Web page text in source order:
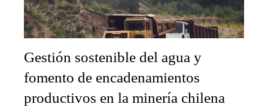
Gestión sostenible del agua y
fomento de encadenamientos
productivos en la minería chilena